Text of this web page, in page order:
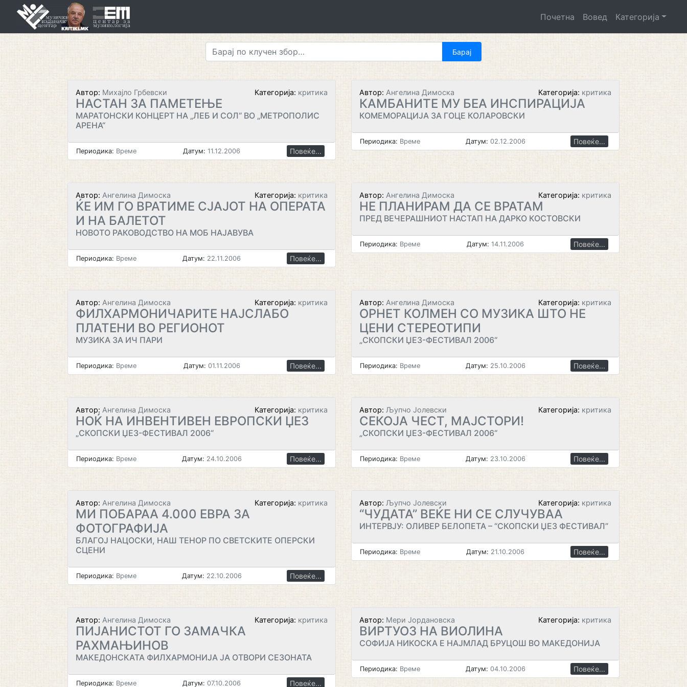
Почетна Вовед Категорија
Автор: Михајло Грбевски Категорија: критика
НАСТАН ЗА ПАМЕТЕЊЕ
МАРАТОНСКИ КОНЦЕРТ НА „ЛЕБ И СОЛ“ ВО „МЕТРОПОЛИС
АРЕНА“
Периодика: Време Датум: 11.12.2006 Повеќе...
Автор: Ангелина Димоска Категорија: критика
КАМБАНИТЕ МУ БЕА ИНСПИРАЦИЈА
КОМЕМОРАЦИЈА ЗА ГОЦЕ КОЛАРОВСКИ
Периодика: Време Датум: 02.12.2006 Повеќе...
Автор: Ангелина Димоска Категорија: критика
ЌЕ ИМ ГО ВРАТИМЕ СЈАЈОТ НА ОПЕРАТА
И НА БАЛЕТОТ
НОВОТО РАКОВОДСТВО НА МОБ НАЈАВУВА
Периодика: Време Датум: 22.11.2006 Повеќе...
Автор: Ангелина Димоска Категорија: критика
НЕ ПЛАНИРАМ ДА СЕ ВРАТАМ
ПРЕД ВЕЧЕРАШНИОТ НАСТАП НА ДАРКО КОСТОВСКИ
Периодика: Време Датум: 14.11.2006 Повеќе...
Автор: Ангелина Димоска Категорија: критика
ФИЛХАРМОНИЧАРИТЕ НАЈСЛАБО
ПЛАТЕНИ ВО РЕГИОНОТ
МУЗИКА ЗА ИЧ ПАРИ
Периодика: Време Датум: 01.11.2006 Повеќе...
Автор: Ангелина Димоска Категорија: критика
ОРНЕТ КОЛМЕН СО МУЗИКА ШТО НЕ
ЦЕНИ СТЕРЕОТИПИ
„СКОПСКИ ЏЕЗ-ФЕСТИВАЛ 2006“
Периодика: Време Датум: 25.10.2006 Повеќе...
Автор: Ангелина Димоска Категорија: критика
НОЌ НА ИНВЕНТИВЕН ЕВРОПСКИ ЏЕЗ
„СКОПСКИ ЏЕЗ-ФЕСТИВАЛ 2006“
Периодика: Време Датум: 24.10.2006 Повеќе...
Автор: Љупчо Јолевски Категорија: критика
СЕКОЈА ЧЕСТ, МАЈСТОРИ!
„СКОПСКИ ЏЕЗ-ФЕСТИВАЛ 2006“
Периодика: Време Датум: 23.10.2006 Повеќе...
Автор: Ангелина Димоска Категорија: критика
МИ ПОБАРАА 4.000 ЕВРА ЗА
ФОТОГРАФИЈА
БЛАГОЈ НАЦОСКИ, НАШ ТЕНОР ПО СВЕТСКИТЕ ОПЕРСКИ
СЦЕНИ
Периодика: Време Датум: 22.10.2006 Повеќе...
Автор: Љупчо Јолевски Категорија: критика
“ЧУДАТА” ВЕЌЕ НИ СЕ СЛУЧУВАА
ИНТЕРВЈУ: ОЛИВЕР БЕЛОПЕТА – “СКОПСКИ ЏЕЗ ФЕСТИВАЛ”
Периодика: Време Датум: 21.10.2006 Повеќе...
Автор: Ангелина Димоска Категорија: критика
ПИЈАНИСТОТ ГО ЗАМАЧКА
РАХМАЊИНОВ
МАКЕДОНСКАТА ФИЛХАРМОНИЈА ЈА ОТВОРИ СЕЗОНАТА
Периодика: Време Датум: 07.10.2006 Повеќе...
Автор: Мери Јордановска Категорија: критика
ВИРТУОЗ НА ВИОЛИНА
СОФИЈА НИКОСКА Е НАЈМЛАД БРУЦОШ ВО МАКЕДОНИЈА
Периодика: Време Датум: 04.10.2006 Повеќе...